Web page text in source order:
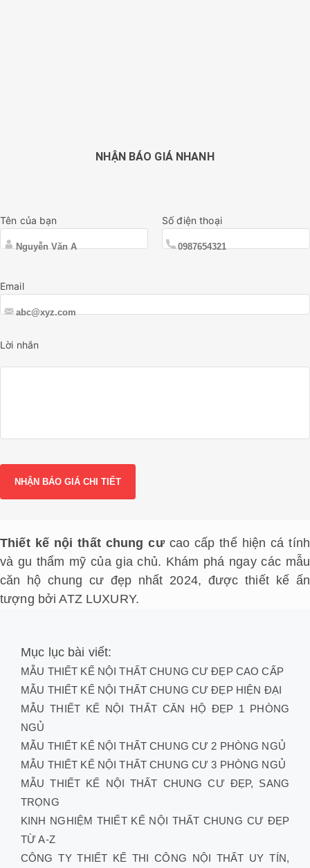
NHẬN BÁO GIÁ NHANH
Tên của bạn Số điện thoại
Email
Lời nhắn
Thiết kế nội thất chung cưcao cấp thể hiện cá tính
và gu thẩm mỹ của gia chủ. Khám phá ngay các mẫu
căn hộ chung cư đẹp nhất 2024, được thiết kế ấn
tượng bởi ATZ LUXURY.
Mục lục bài viết:
MẪU THIẾT KẾ NỘI THẤT CHUNG CƯ ĐẸP CAO CẤP
MẪU THIẾT KẾ NỘI THẤT CHUNG CƯ ĐẸP HIỆN ĐẠI
MẪU THIẾT KẾ NỘI THẤT CĂN HỘ ĐẸP 1 PHÒNG
NGỦ
MẪU THIẾT KẾ NỘI THẤT CHUNG CƯ 2 PHÒNG NGỦ
MẪU THIẾT KẾ NỘI THẤT CHUNG CƯ 3 PHÒNG NGỦ
MẪU THIẾT KẾ NỘI THẤT CHUNG CƯ ĐẸP, SANG
TRỌNG
KINH NGHIỆM THIẾT KẾ NỘI THẤT CHUNG CƯ ĐẸP
TỪ A-Z
CÔNG TY THIẾT KẾ THI CÔNG NỘI THẤT UY TÍN,